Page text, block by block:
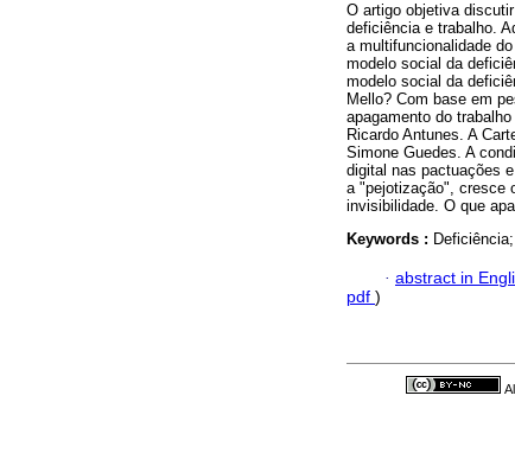
O artigo objetiva
deficiência e trabalho.
a multifuncionalidade
modelo social da
modelo social da
Mello? Com base em
apagamento do
Ricardo Antunes. A
Simone Guedes. A
digital nas pactuações
a "pejotização", cresce
invisibilidade. O que
Keywords :
· abstract in
pdf )